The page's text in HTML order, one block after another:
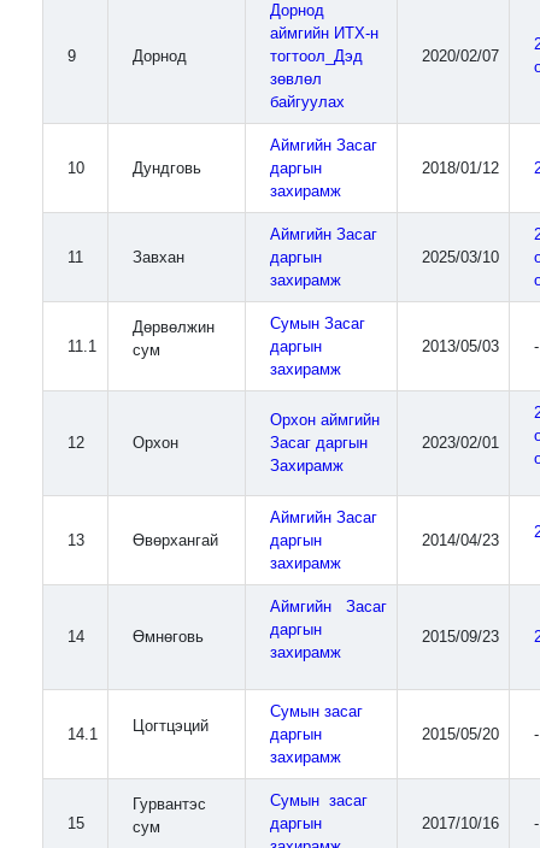
9 Дорнод
Дорнод
аймгийн ИТХ-н
тогтоол_Дэд
зөвлөл
байгуулах
2020/02/07
10 Дундговь
Аймгийн Засаг
даргын
захирамж
2018/01/12
11 Завхан
Аймгийн Засаг
даргын
захирамж
2025/03/10
11.1
Дөрвөлжин
сум
Сумын Засаг
даргын
захирамж
2013/05/03 -
12 Орхон
Орхон аймгийн
Засаг даргын
Захирамж
2023/02/01
13 Өвөрхангай
Аймгийн Засаг
даргын
захирамж
2014/04/23
14 Өмнөговь
Аймгийн Засаг
даргын
захирамж
2015/09/23
14.1 Цогтцэций
Сумын засаг
даргын
захирамж
2015/05/20 -
15
Гурвантэс
сум
Сумын засаг
даргын
2017/10/16 -